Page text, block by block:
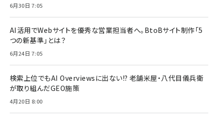
6月30日 7:05
AI活用でWebサイトを優秀な営業担当者へ。BtoBサイト制作「5
つの新基準」とは？
6月24日 7:05
検索上位でもAI Overviewsに出ない!? 老舗米屋・八代目儀兵衛
が取り組んだGEO施策
4月20日 8:00